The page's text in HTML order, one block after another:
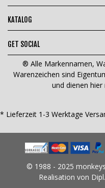
KATALOG
GET SOCIAL
® Alle Markennamen,
Warenzeichen sind
und dienen hier
* Lieferzeit 1-3 Werktage
© 1988 - 2025
Realisation von